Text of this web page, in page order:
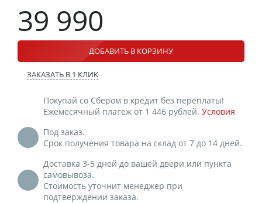
39 990
ДОБАВИТЬ В КОРЗИНУ
ЗАКАЗАТЬ В 1 КЛИК
Покупай со Сбером в кредит без переплаты!
Ежемесячный платеж от 1 446 рублей. Условия
Под заказ.
Срок получения товара на склад от 7 до 14 дней.
Доставка 3-5 дней до вашей двери или пункта
самовывоза.
Стоимость уточнит менеджер при
подтверждении заказа.